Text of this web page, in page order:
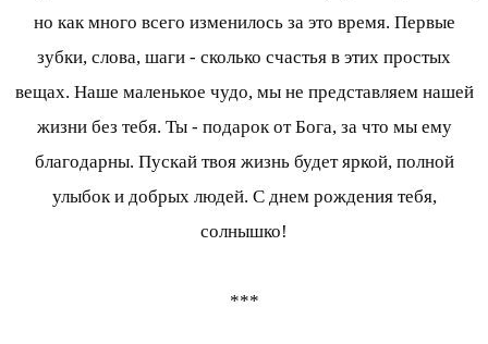
но как много всего изменилось за это время. Первые
зубки, слова, шаги - сколько счастья в этих простых
вещах. Наше маленькое чудо, мы не представляем нашей
жизни без тебя. Ты - подарок от Бога, за что мы ему
благодарны. Пускай твоя жизнь будет яркой, полной
улыбок и добрых людей. С днем рождения тебя,
солнышко!
***